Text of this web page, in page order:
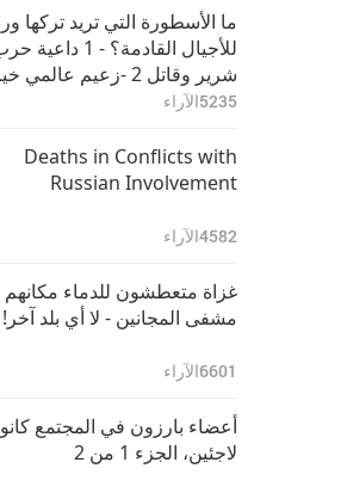
7237الآراء
ما الأسطورة التي تريد تركها
للأجيال القادمة؟ - 1
شرير وقاتل 2 -زعيم عالمي
الخيار الأول؟ أنت محق: ليس
5235الآراء
Deaths in Conflicts with
Russian Involvement
4582الآراء
غزاة متعطشون للدماء مكانهم
مشفى المجانين - لا أي بلد آخر!
6601الآراء
أعضاء بارزون في المجتمع
لاجئين، الجزء 1 من 2‏